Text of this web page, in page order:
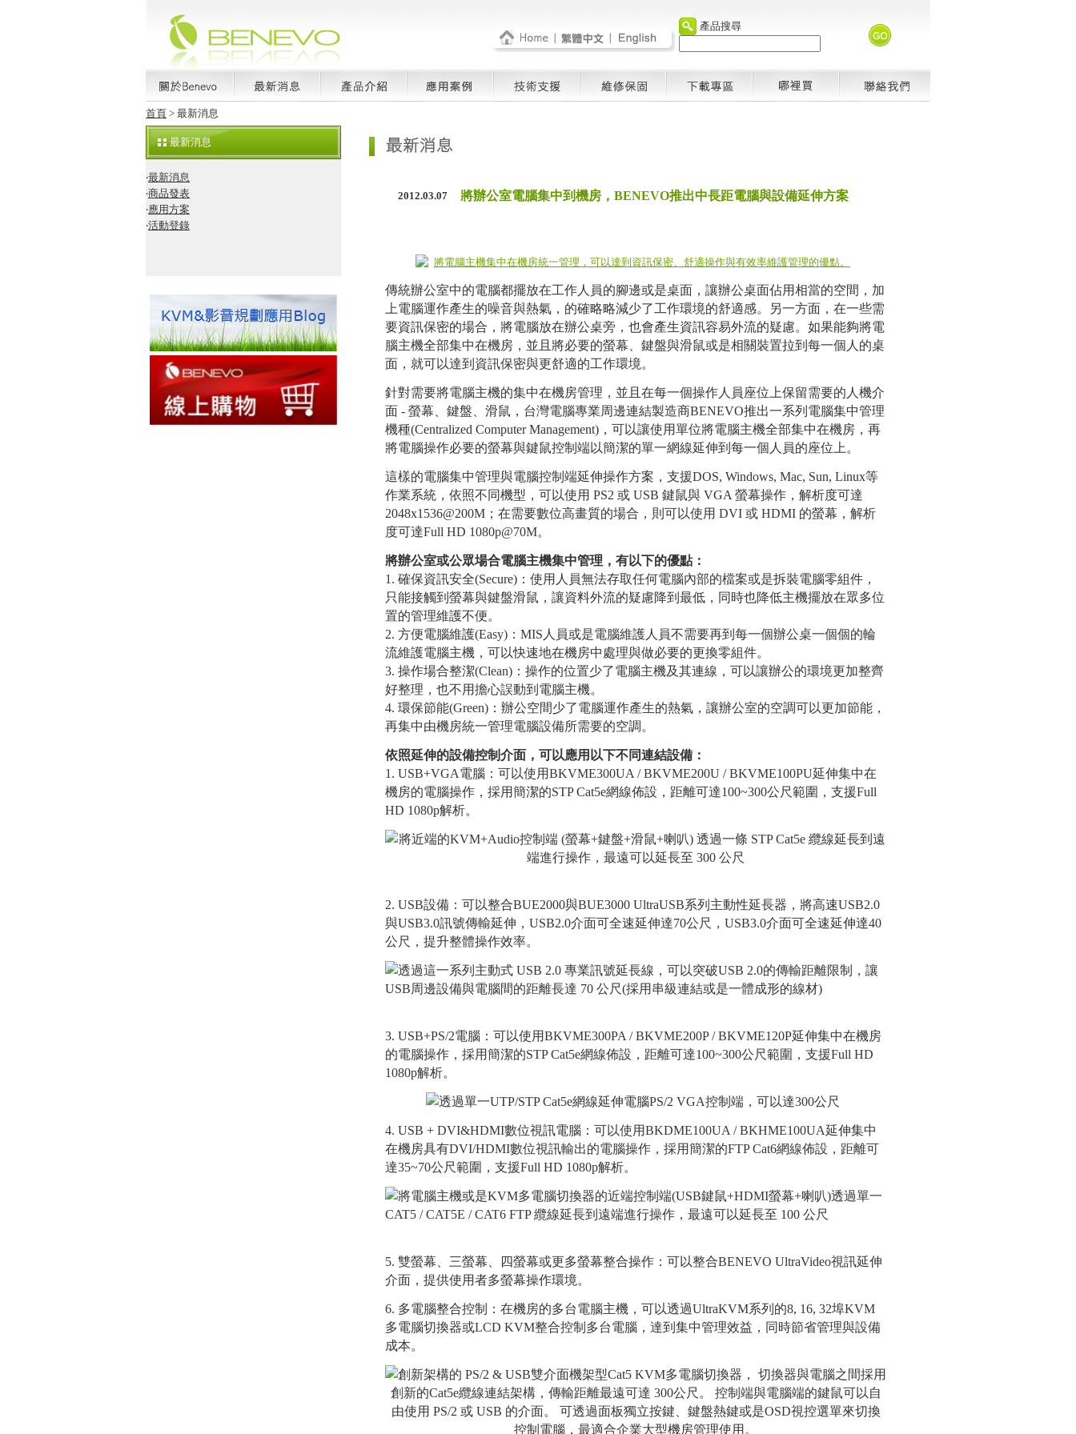
產品搜尋
首頁 > 最新消息
最新消息
‧最新消息
‧商品發表
‧應用方案
‧活動登錄
2012.03.07 將辦公室電腦集中到機房，BENEVO推出中長距電腦與設備延伸方案
傳統辦公室中的電腦都擺放在工作人員的腳邊或是桌面，讓辦公桌面佔用相當的空間，加
上電腦運作產生的噪音與熱氣，的確略略減少了工作環境的舒適感。另一方面，在一些需
要資訊保密的場合，將電腦放在辦公桌旁，也會產生資訊容易外流的疑慮。如果能夠將電
腦主機全部集中在機房，並且將必要的螢幕、鍵盤與滑鼠或是相關裝置拉到每一個人的桌
面，就可以達到資訊保密與更舒適的工作環境。
針對需要將電腦主機的集中在機房管理，並且在每一個操作人員座位上保留需要的人機介
面 - 螢幕、鍵盤、滑鼠，台灣電腦專業周邊連結製造商BENEVO推出一系列電腦集中管理
機種(Centralized Computer Management)，可以讓使用單位將電腦主機全部集中在機房，再
將電腦操作必要的螢幕與鍵鼠控制端以簡潔的單一網線延伸到每一個人員的座位上。
這樣的電腦集中管理與電腦控制端延伸操作方案，支援DOS, Windows, Mac, Sun, Linux等
作業系統，依照不同機型，可以使用 PS2 或 USB 鍵鼠與 VGA 螢幕操作，解析度可達
2048x1536@200M；在需要數位高畫質的場合，則可以使用 DVI 或 HDMI 的螢幕，解析
度可達Full HD 1080p@70M。
將辦公室或公眾場合電腦主機集中管理，有以下的優點：
1. 確保資訊安全(Secure)：使用人員無法存取任何電腦內部的檔案或是拆裝電腦零組件，
只能接觸到螢幕與鍵盤滑鼠，讓資料外流的疑慮降到最低，同時也降低主機擺放在眾多位
置的管理維護不便。
2. 方便電腦維護(Easy)：MIS人員或是電腦維護人員不需要再到每一個辦公桌一個個的輪
流維護電腦主機，可以快速地在機房中處理與做必要的更換零組件。
3. 操作場合整潔(Clean)：操作的位置少了電腦主機及其連線，可以讓辦公的環境更加整齊
好整理，也不用擔心誤動到電腦主機。
4. 環保節能(Green)：辦公空間少了電腦運作產生的熱氣，讓辦公室的空調可以更加節能，
再集中由機房統一管理電腦設備所需要的空調。
依照延伸的設備控制介面，可以應用以下不同連結設備：
1. USB+VGA電腦：可以使用BKVME300UA / BKVME200U / BKVME100PU延伸集中在
機房的電腦操作，採用簡潔的STP Cat5e網線佈設，距離可達100~300公尺範圍，支援Full
HD 1080p解析。
2. USB設備：可以整合BUE2000與BUE3000 UltraUSB系列主動性延長器，將高速USB2.0
與USB3.0訊號傳輸延伸，USB2.0介面可全速延伸達70公尺，USB3.0介面可全速延伸達40
公尺，提升整體操作效率。
3. USB+PS/2電腦：可以使用BKVME300PA / BKVME200P / BKVME120P延伸集中在機房
的電腦操作，採用簡潔的STP Cat5e網線佈設，距離可達100~300公尺範圍，支援Full HD
1080p解析。
4. USB + DVI&HDMI數位視訊電腦：可以使用BKDME100UA / BKHME100UA延伸集中
在機房具有DVI/HDMI數位視訊輸出的電腦操作，採用簡潔的FTP Cat6網線佈設，距離可
達35~70公尺範圍，支援Full HD 1080p解析。
5. 雙螢幕、三螢幕、四螢幕或更多螢幕整合操作：可以整合BENEVO UltraVideo視訊延伸
介面，提供使用者多螢幕操作環境。
6. 多電腦整合控制：在機房的多台電腦主機，可以透過UltraKVM系列的8, 16, 32埠KVM
多電腦切換器或LCD KVM整合控制多台電腦，達到集中管理效益，同時節省管理與設備
成本。